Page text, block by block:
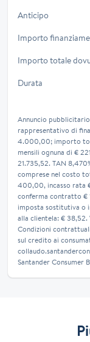
Anticipo
Importo
Importo totale
Durata
Annuncio
rappresentativo di
4.000,00; importo
mensili ognuna di €
21.735,52. TAN
comprese nel costo
400,00, incasso rata
conferma contratto €
imposta sostitutiva o
alla clientela: €
Condizioni
sul credito ai
Santander Consumer